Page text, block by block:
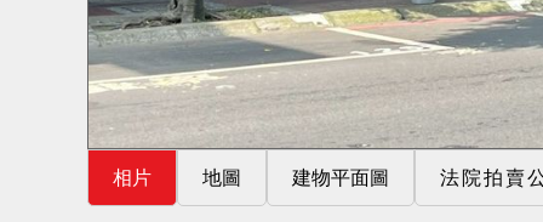
相片 地圖 建物平面圖 法院拍賣